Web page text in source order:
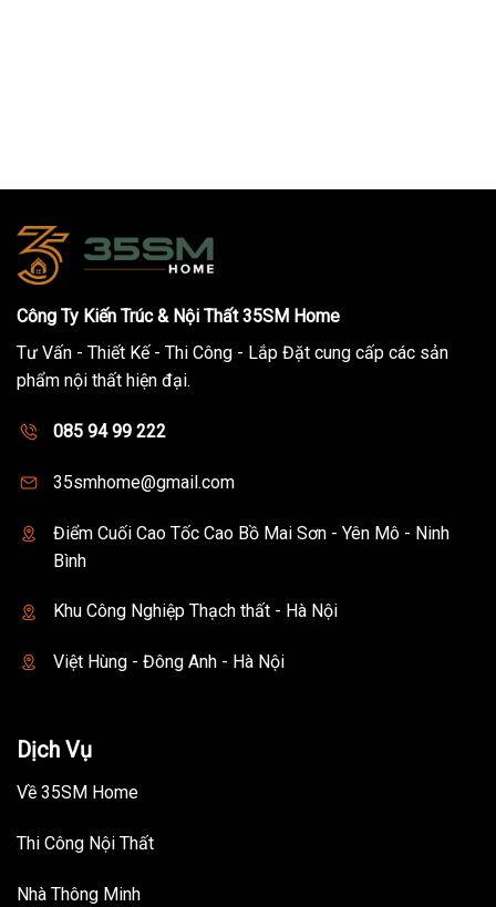
Công Ty Kiến Trúc & Nội Thất 35SM Home
Tư Vấn - Thiết Kế - Thi Công - Lắp Đặt cung cấp các sản
phẩm nội thất hiện đại.
085 94 99 222
35smhome@gmail.com
Điểm Cuối Cao Tốc Cao Bồ Mai Sơn - Yên Mô - Ninh
Bình
Khu Công Nghiệp Thạch thất - Hà Nội
Việt Hùng - Đông Anh - Hà Nội
Dịch Vụ
Về 35SM Home
Thi Công Nội Thất
Nhà Thông Minh